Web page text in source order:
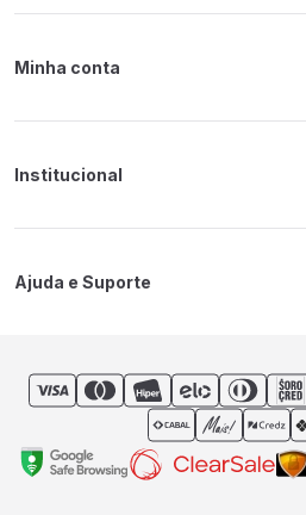
Minha conta
Endereço de Entrega
Institucional
Politica de Privacidade
Ajuda e Suporte